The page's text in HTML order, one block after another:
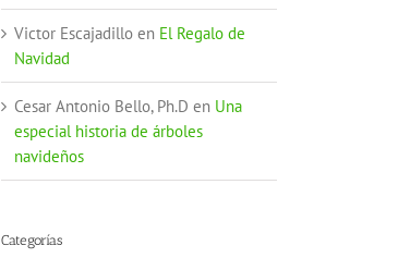
Victor Escajadillo en El Regalo de
Navidad
Cesar Antonio Bello, Ph.D en Una
especial historia de árboles
navideños
Categorías